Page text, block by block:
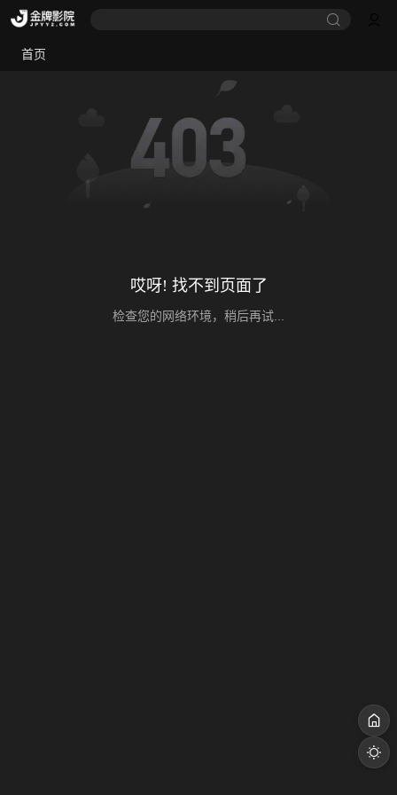
首页
哎呀! 找不到页面了
检查您的网络环境，稍后再试...